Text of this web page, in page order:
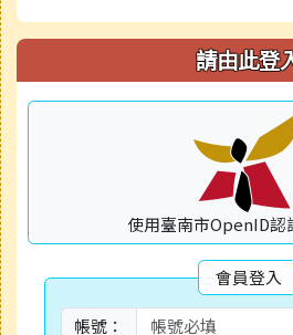
請由此登
使用臺南市OpenID認
會員登入
帳號：